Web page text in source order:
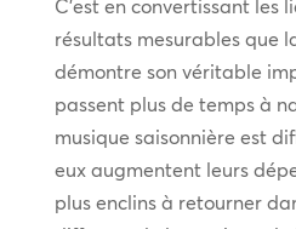
C’est en convertissant les
résultats mesurables que
démontre son véritable
passent plus de temps à
musique saisonnière est
eux augmentent leurs
plus enclins à retourner